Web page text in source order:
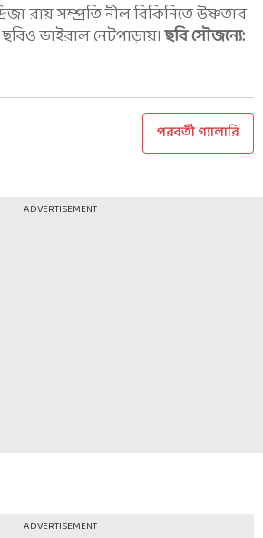
রায় সম্প্রতি নীল বিকিনিতে উষ্ণতার
ভাইরাল নেটপাড়ায়।ছবি সৌজন্যে:
পরবর্তী গ্যালারি
ADVERTISEMENT
ADVERTISEMENT